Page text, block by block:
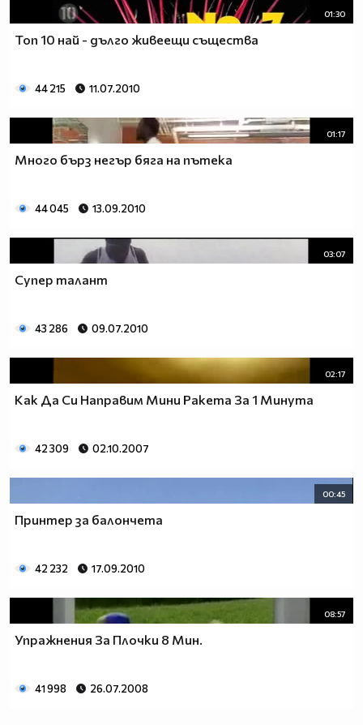
01:30
Топ 10 най - дълго живеещи същества
44 215 11.07.2010
01:17
Много бърз негър бяга на пътека
44 045 13.09.2010
03:07
Супер талант
43 286 09.07.2010
02:17
Как Да Си Направим Мини Ракета За 1 Минута
42 309 02.10.2007
00:45
Принтер за балончета
42 232 17.09.2010
08:57
Упражнения За Плочки 8 Мин.
41 998 26.07.2008